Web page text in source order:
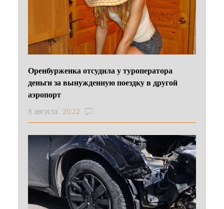
Оренбурженка отсудила у туроператора
деньги за вынужденную поездку в другой
аэропорт
8 августа 20:22